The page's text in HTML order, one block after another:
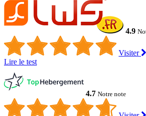
4.9
Visiter
Lire le test
4.7 Notre note